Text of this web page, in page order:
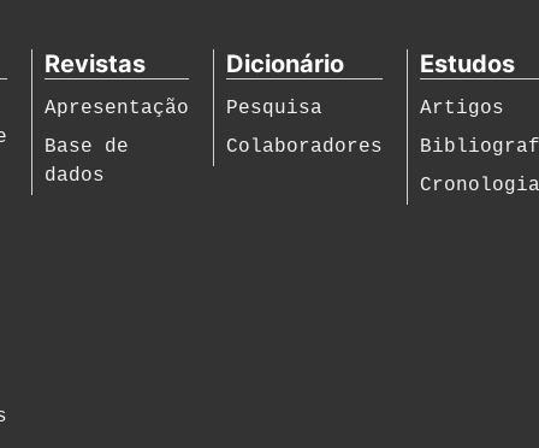
Revistas
Apresentação
Base de
dados
Dicionário
Pesquisa
Colaboradores
Estudos
Artigos